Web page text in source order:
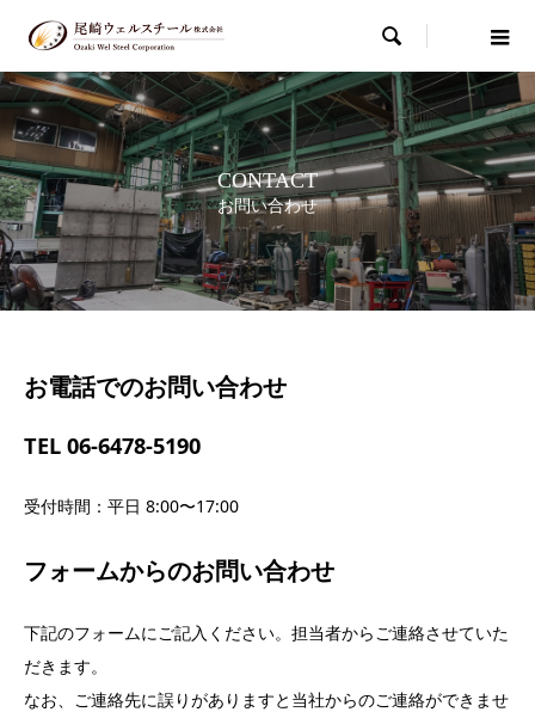

CONTACT
お問い合わせ
お電話でのお問い合わせ
TEL 06-6478-5190
受付時間：平日 8:00〜17:00
フォームからのお問い合わせ
下記のフォームにご記入ください。担当者からご連絡させていた
だきます。
なお、ご連絡先に誤りがありますと当社からのご連絡ができませ